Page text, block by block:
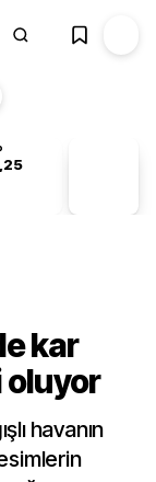
kar
oluyor
havanın